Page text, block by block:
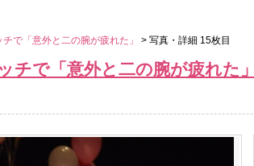
で「意外と二の腕が疲れた」 > 写真・詳細 15枚目
チで「意外と二の腕が疲れた」